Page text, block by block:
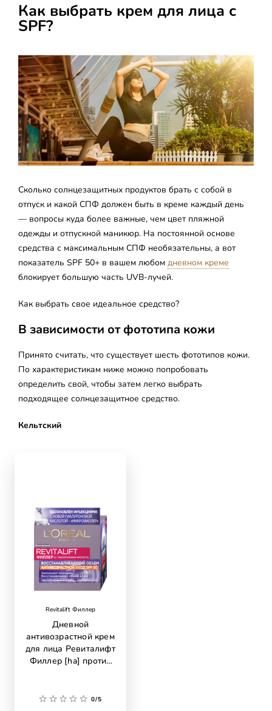
Как выбрать крем для лица с
SPF?
Сколько солнцезащитных продуктов брать с собой в
отпуск и какой СПФ должен быть в креме каждый день
— вопросы куда более важные, чем цвет пляжной
одежды и отпускной маникюр. На постоянной основе
средства с максимальным СПФ необязательны, а вот
показатель SPF 50+ в вашем любом дневном креме
блокирует большую часть UVB-лучей.
Как выбрать свое идеальное средство?
В зависимости от фототипа кожи
Принято считать, что существует шесть фототипов кожи.
По характеристикам ниже можно попробовать
определить свой, чтобы затем легко выбрать
подходящее солнцезащитное средство.
Кельтский
Revitalift Филлер
Дневной
антивозрастной крем
для лица Ревиталифт
Филлер [ha] против
0/5